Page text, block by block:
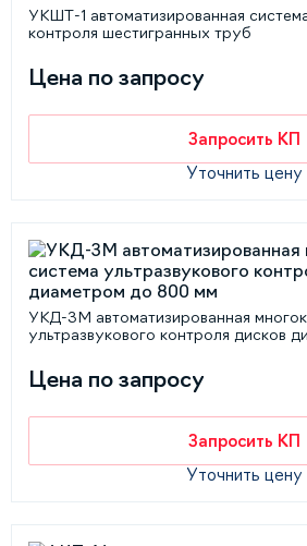
УКШТ-1 автоматизированная
контроля шестигранных труб
Цена по запросу
Запросить КП
Уточнить цену
УКД-3М автоматизированная
ультразвукового контроля дисков
Цена по запросу
Запросить КП
Уточнить цену